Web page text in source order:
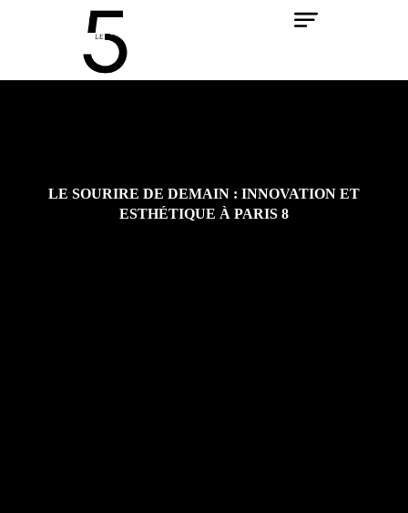
LE SOURIRE DE DEMAIN : INNOVATION ET
ESTHÉTIQUE À PARIS 8